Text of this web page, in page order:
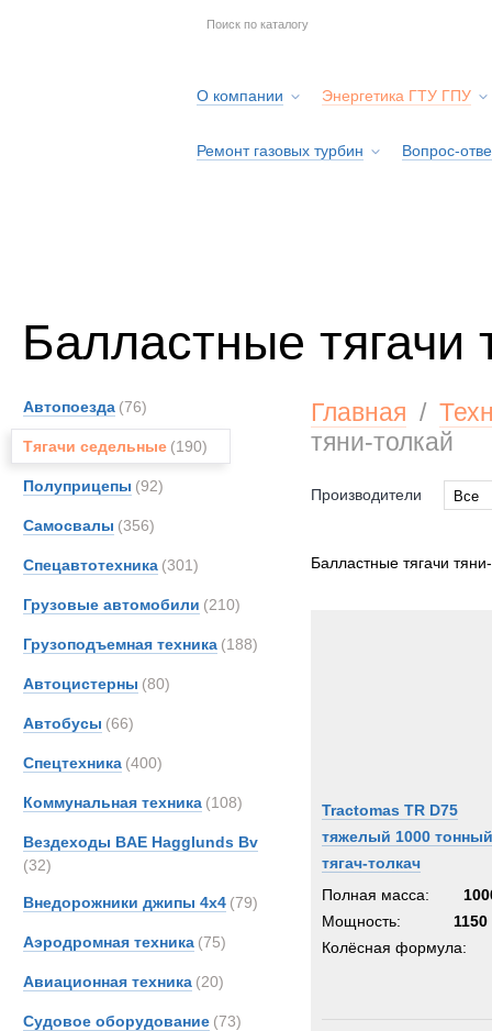
О компании Энергетика ГТУ ГПУ
Ремонт газовых турбин Вопрос-
Балластные тягачи
Автопоезда (76)
Тягачи седельные (190)
Полуприцепы (92)
Самосвалы (356)
Спецавтотехника (301)
Грузовые автомобили (210)
Грузоподъемная техника (188)
Автоцистерны (80)
Автобусы (66)
Спецтехника (400)
Коммунальная техника (108)
Вездеходы BAE Hagglunds Bv
(32)
Внедорожники джипы 4х4 (79)
Аэродромная техника (75)
Авиационная техника (20)
Судовое оборудование (73)
Главная /
тяни-толкай
Производители
Все
Volvo
Балластные тягачи
Tractomas TR D75
тяжелый 1000 тонный
тягач-толкач
Полная масса:
Мощность:
Колёсная формула: